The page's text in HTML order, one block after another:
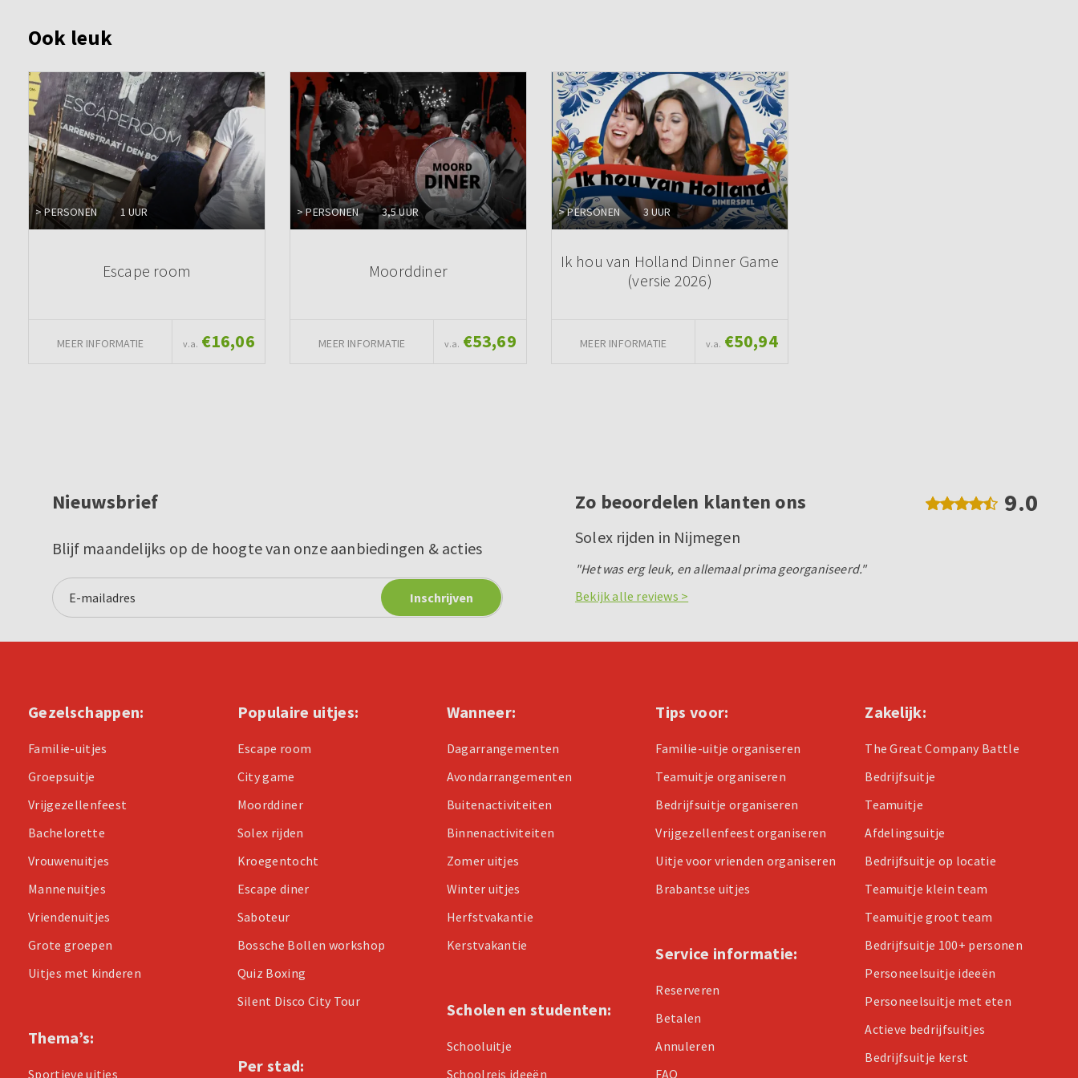
Ook leuk
> PERSONEN 1 UUR
Escape room
MEER INFORMATIE v.a. €16,06
> PERSONEN 3,5 UUR
Moorddiner
MEER INFORMATIE v.a. €53,69
> PERSONEN 3 UUR
Ik hou van Holland Dinner Game
(versie 2026)
MEER INFORMATIE v.a. €50,94
Nieuwsbrief
Blijf maandelijks op de hoogte van onze aanbiedingen & acties
Zo beoordelen klanten ons 9.0
Solex rijden in Nijmegen
"Het was erg leuk, en allemaal prima georganiseerd."
Bekijk alle reviews >
Gezelschappen:
Familie-uitjes
Groepsuitje
Vrijgezellenfeest
Bachelorette
Vrouwenuitjes
Mannenuitjes
Vriendenuitjes
Grote groepen
Uitjes met kinderen
Thema’s:
Sportieve uitjes
Populaire uitjes:
Escape room
City game
Moorddiner
Solex rijden
Kroegentocht
Escape diner
Saboteur
Bossche Bollen workshop
Quiz Boxing
Silent Disco City Tour
Per stad:
Wanneer:
Dagarrangementen
Avondarrangementen
Buitenactiviteiten
Binnenactiviteiten
Zomer uitjes
Winter uitjes
Herfstvakantie
Kerstvakantie
Scholen en studenten:
Schooluitje
Schoolreis ideeën
Tips voor:
Familie-uitje organiseren
Teamuitje organiseren
Bedrijfsuitje organiseren
Vrijgezellenfeest organiseren
Uitje voor vrienden organiseren
Brabantse uitjes
Service informatie:
Reserveren
Betalen
Annuleren
FAQ
Zakelijk:
The Great Company Battle
Bedrijfsuitje
Teamuitje
Afdelingsuitje
Bedrijfsuitje op locatie
Teamuitje klein team
Teamuitje groot team
Bedrijfsuitje 100+ personen
Personeelsuitje ideeën
Personeelsuitje met eten
Actieve bedrijfsuitjes
Bedrijfsuitje kerst